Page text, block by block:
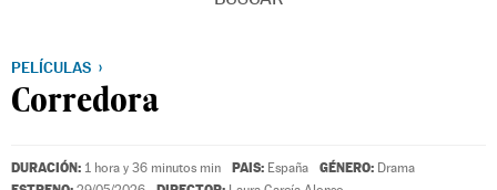
PELÍCULAS
Corredora
DURACIÓN: 1 hora y 36 minutos min PAIS: España GÉNERO: Drama